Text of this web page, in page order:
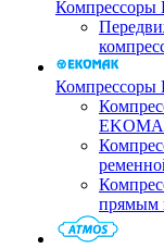
Компрессоры
прямым